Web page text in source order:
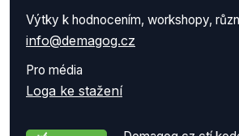
Výtky k hodnocením, workshopy,
info@demagog.cz
Pro média
Loga ke stažení